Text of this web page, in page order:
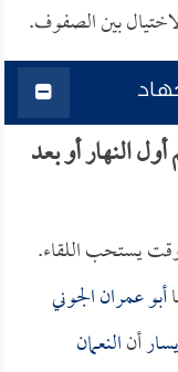
بين الصفوف.
النهار أو بعد
يستحب اللقاء.
أبو عمران الجوني
أنالنعمان